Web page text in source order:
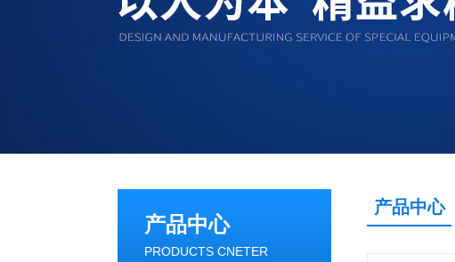
产品中心
PRODUCTS CNETER
产品中心